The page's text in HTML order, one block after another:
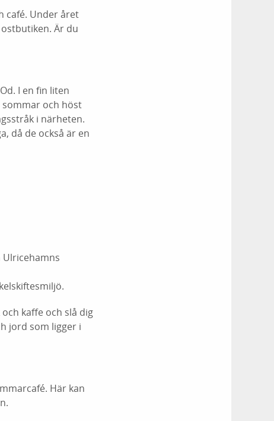
café. Under året
Är du
I en fin liten
och höst
i närheten.
då de också är en
kaffe och slå dig
jord som ligger i
Här kan